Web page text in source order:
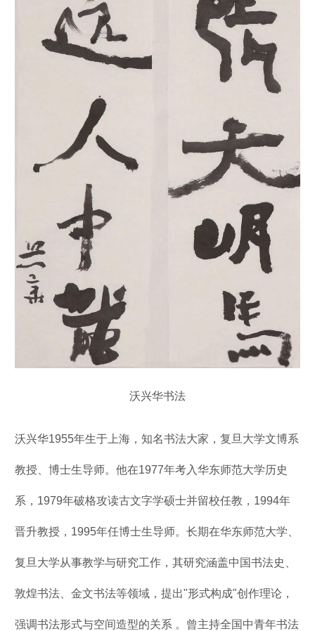
沃兴华书法
沃兴华1955年生于上海，知名书法大家，复旦大学文博系
教授、博士生导师。他在1977年考入华东师范大学历史
系，1979年破格攻读古文字学硕士并留校任教，1994年
晋升教授，1995年任博士生导师。长期在华东师范大学、
复旦大学从事教学与研究工作，其研究涵盖中国书法史、
敦煌书法、金文书法等领域，提出"形式构成"创作理论，
强调书法形式与空间造型的关系 。曾主持全国中青年书法